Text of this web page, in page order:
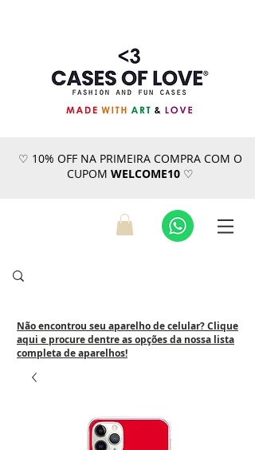
♡ 10% OFF NA PRIMEIRA COMPRA COM O
CUPOM WELCOME10♡
Não encontrou seu aparelho de celular? Clique
aqui e procure dentre as opções da nossa lista
completa de aparelhos!